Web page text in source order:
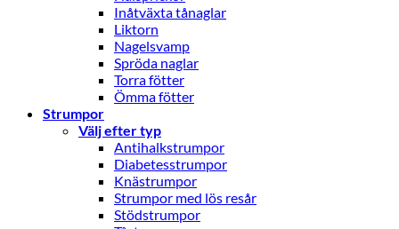
Inåtväxta tånaglar
Liktorn
Nagelsvamp
Spröda naglar
Torra fötter
Ömma fötter
Strumpor
Välj efter typ
Antihalkstrumpor
Diabetesstrumpor
Knästrumpor
Strumpor med lös resår
Stödstrumpor